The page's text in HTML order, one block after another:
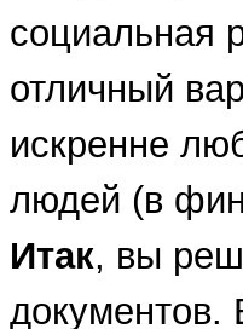
социальная
отличный
искренне
людей (в
Итак, вы
документов.